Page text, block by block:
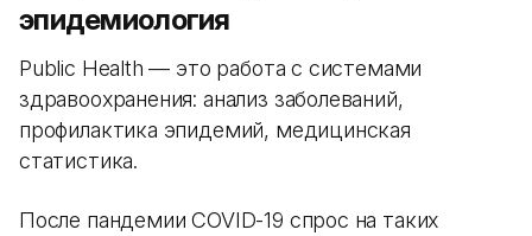
эпидемиология
Public Health — это работа с системами
здравоохранения: анализ заболеваний,
профилактика эпидемий, медицинская
статистика.
После пандемии COVID-19 спрос на таких